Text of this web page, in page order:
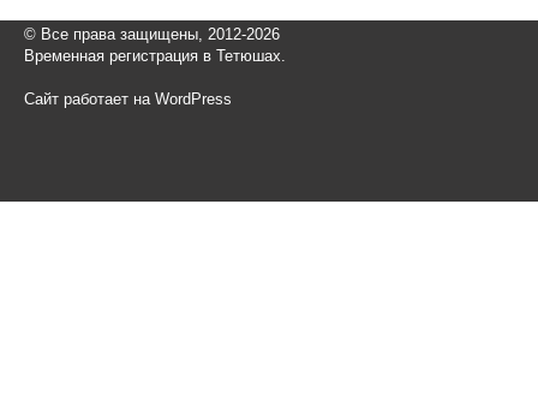
© Все права защищены, 2012-2026
Временная регистрация в Тетюшах.
Сайт работает на WordPress